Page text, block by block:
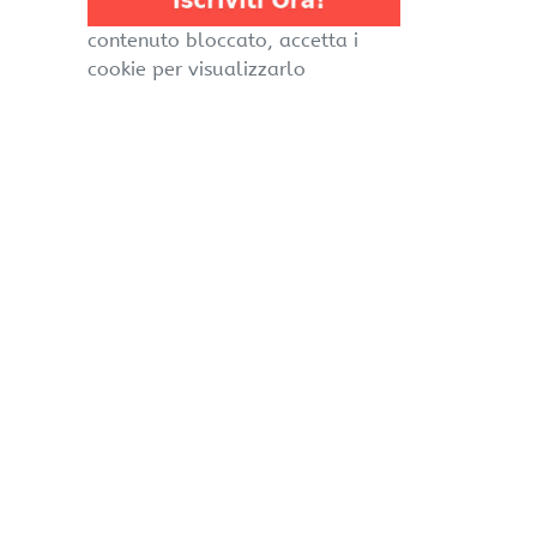
contenuto bloccato, accetta i
cookie per visualizzarlo